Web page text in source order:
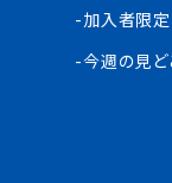
-加入者限定
-今週の見